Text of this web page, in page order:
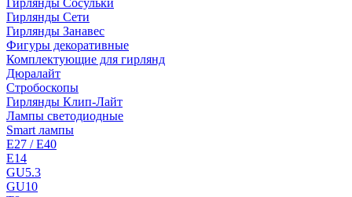
Гирлянды Сосульки
Гирлянды Сети
Гирлянды Занавес
Фигуры декоративные
Комплектующие для гирлянд
Дюралайт
Стробоскопы
Гирлянды Клип-Лайт
Лампы светодиодные
Smart лампы
E27 / E40
E14
GU5.3
GU10